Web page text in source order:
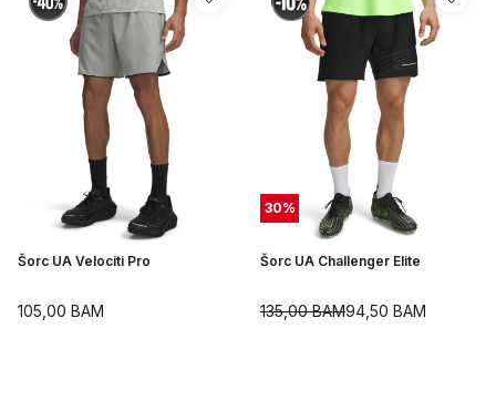
Šorc UA Velociti Pro
105,00 BAM
30%
Šorc UA Challenger Elite
94,50 BAM
135,00BAM